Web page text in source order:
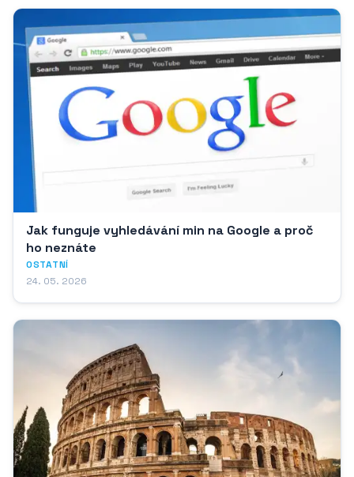
Jak funguje vyhledávání min na Google a proč
ho neznáte
OSTATNÍ
24. 05. 2026